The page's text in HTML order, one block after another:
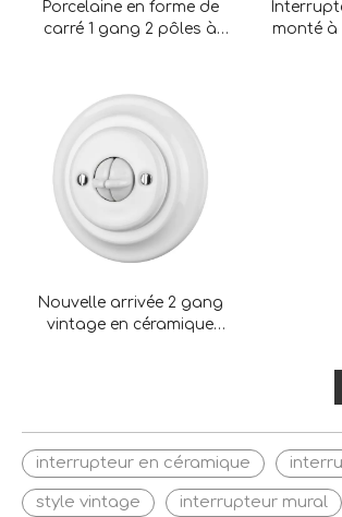
Porcelaine en forme de
carré 1 gang 2 pôles à
monté à
Nouvelle arrivée 2 gang
vintage en céramique
interrupteur en céramique
style vintage interrupteur mural